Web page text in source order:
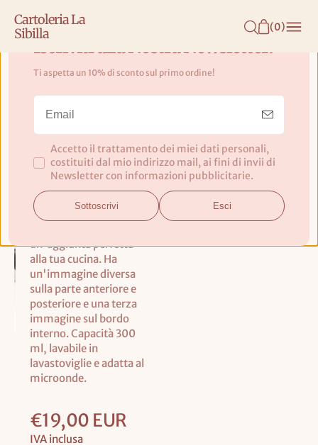
Cartoleria La
Sibilla
(0)
Tazza That Friday Feeling -
Wrendale Designs
Questa tazza
splendidamente
porcellana prodotta da
Royal Worcester, è un
un'aggiunta perfetta
alla tua cucina. Ha
un'immagine diversa
sulla parte anteriore e
posteriore e una terza
immagine sul bordo
interno. Capacità 300
ml, lavabile in
lavastoviglie e adatta al
microonde.
Prezzo
base
€19,00 EUR
IVA inclusa
Iscriviti alla Nostra Newsletter!
Ti aspetta un 10% di sconto sul primo ordine!
Accetto il trattamento dei miei dati personali,
costituiti dal mio indirizzo mail, ai fini di invii di
Newsletter con informazioni pubblicitarie.
Sottoscrivi Esci